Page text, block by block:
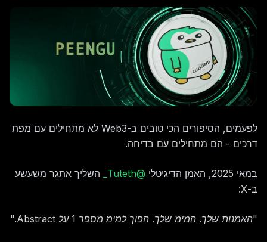
לפעמים, הסיפורים הכי טובים ב-Web3 לא מתחילים עם מפת
דרכים - הם מתחילים עם בדיחה.
במאי 2025, האמן הדיגיטלי @Tuteth_
השליך אתגר משעשע
ב-X:
"האמנות שלך. המימ שלך. הפוך למימ מספר 1 על Abstract."